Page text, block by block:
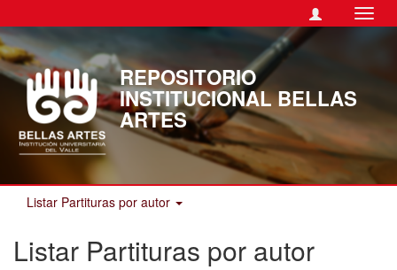
REPOSITORIO
INSTITUCIONAL BELLAS
ARTES
Listar Partituras por autor
Listar Partituras por autor